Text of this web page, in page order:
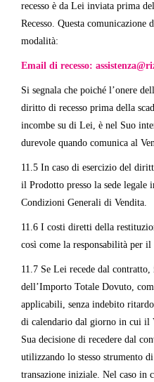
recesso è da Lei inviata prima
Recesso. Questa comunicazione
modalità:
Email di recesso:
Si segnala che poiché l’onere
diritto di recesso prima della
incombe su di Lei, è nel Suo
durevole quando comunica al
11.5 In caso di esercizio del
il Prodotto presso la sede legale
Condizioni Generali di Vendita.
11.6 I costi diretti della
così come la responsabilità per il
11.7 Se Lei recede dal
dell’Importo Totale Dovuto,
applicabili, senza indebito
di calendario dal giorno in cui il
Sua decisione di recedere dal
utilizzando lo stesso strumento
transazione iniziale. Nel caso